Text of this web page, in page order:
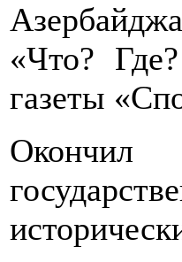
«Что?
газеты
Окончил